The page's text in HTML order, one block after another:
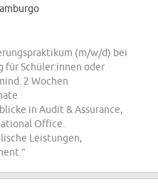
(m/w/d) bei
für Schüler:innen oder
2 Wochen
in Audit & Assurance,
Office.
Leistungen,